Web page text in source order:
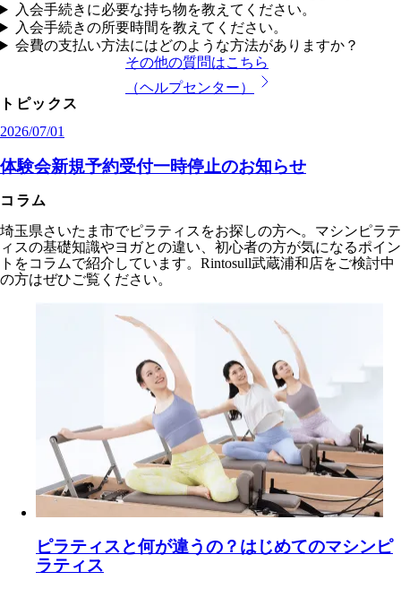
入会手続きに必要な持ち物を教えてください。
入会手続きの所要時間を教えてください。
会費の支払い方法にはどのような方法がありますか？
その他の質問はこちら
（ヘルプセンター）
トピックス
2026/07/01
体験会新規予約受付一時停止のお知らせ
コラム
埼玉県さいたま市でピラティスをお探しの方へ。マシンピラテ
ィスの基礎知識やヨガとの違い、初心者の方が気になるポイン
トをコラムで紹介しています。Rintosull武蔵浦和店をご検討中
の方はぜひご覧ください。
ピラティスと何が違うの？はじめてのマシンピ
ラティス